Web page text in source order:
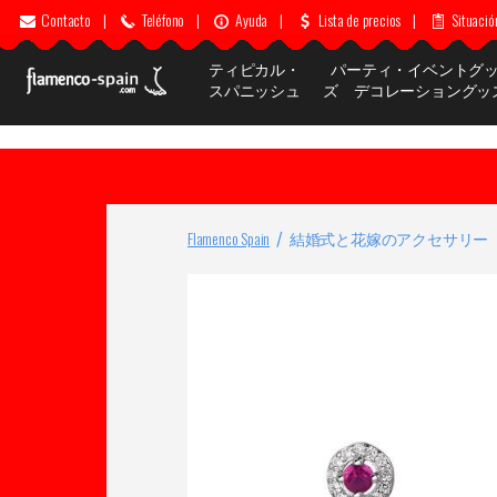
Contacto | Teléfono | Ayuda | Lista de precios |
ティピカル・
スパニッシュ
パーティ・イベントグ
ズ デコレーショングッ
Flamenco Spain 結婚式と花嫁のアクセサリー